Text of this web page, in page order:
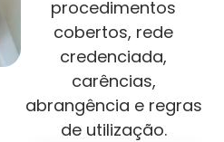
procedimentos
cobertos, rede
credenciada,
carências,
abrangência e regras
de utilização.